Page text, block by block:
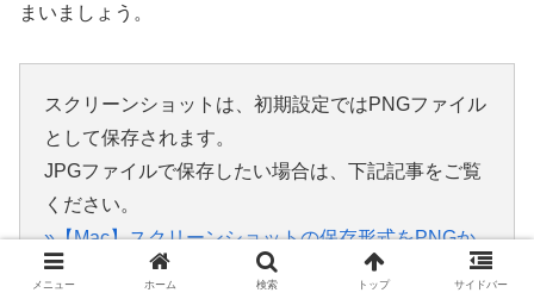
まいましょう。
スクリーンショットは、初期設定ではPNGファイル
として保存されます。
JPGファイルで保存したい場合は、下記記事をご覧
ください。
»【Mac】スクリーンショットの保存形式をPNGか
らJPGに変更する方法
メニュー ホーム 検索 トップ サイドバー